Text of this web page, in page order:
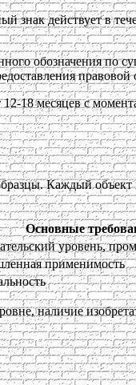
знак действует в
обозначения
18 месяцев с
Каждый
Основные
уровень,
применимость
наличие